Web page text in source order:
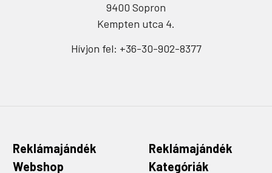
9400 Sopron
Kempten utca 4.
Hívjon fel: +36-30-902-8377
Reklámajándék
Webshop
Reklámajándék
Kategóriák